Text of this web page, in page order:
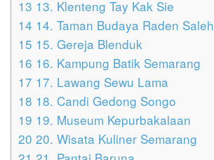
13 13. Klenteng Tay Kak Sie
14 14. Taman Budaya Raden Saleh
15 15. Gereja Blenduk
16 16. Kampung Batik Semarang
17 17. Lawang Sewu Lama
18 18. Candi Gedong Songo
19 19. Museum Kepurbakalaan
20 20. Wisata Kuliner Semarang